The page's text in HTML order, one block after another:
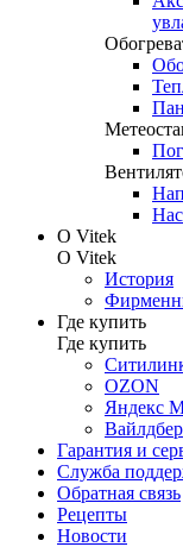
О Vitek
О Vitek
История
Где купить
Где купить
OZON
Яндекс
Гарантия и
Служба
Обратная связь
Рецепты
Новости